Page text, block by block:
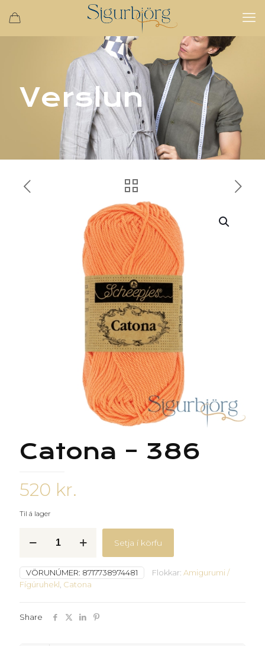
Verslun
Catona – 386
520 kr.
Til á lager
quantity
Setja í körfu
VÖRUNÚMER: 8717738974481 Flokkar: Amigurumi /
Fígúruhekl Catona
Share